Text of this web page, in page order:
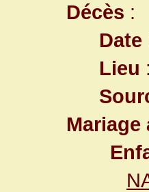
Décès :
Date
Lieu :
Mariage